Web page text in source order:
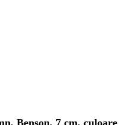
Benson, 7 cm, culoare